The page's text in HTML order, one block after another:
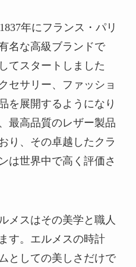
年にフランス・パリ
名な高級ブランドで
てスタートしました
セサリー、ファッショ
を展開するようになり
最高品質のレザー製品
り、その卓越したクラ
は世界中で高く評価さ
メスはその美学と職人
す。エルメスの時計
としての美しさだけで